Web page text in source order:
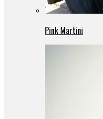
Pink Martini